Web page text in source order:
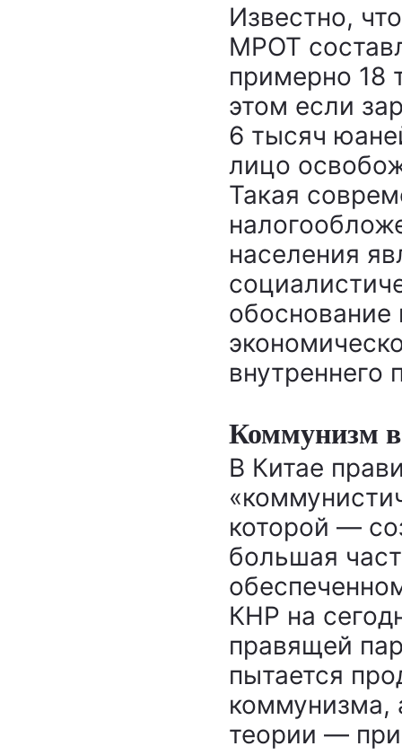
Известно,
МРОТ
примерно 18
этом если
6 тысяч
лицо
Такая
населения
внутреннего
Коммунизм
В Китае
которой ―
большая
КНР на
правящей
пытается
коммунизма,
теории ―